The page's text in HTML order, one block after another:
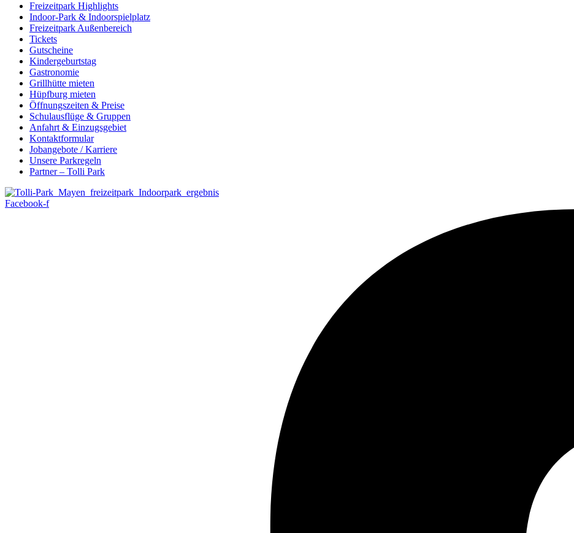
Freizeitpark Highlights
Indoor-Park & Indoorspielplatz
Freizeitpark Außenbereich
Tickets
Gutscheine
Kindergeburtstag
Gastronomie
Grillhütte mieten
Hüpfburg mieten
Öffnungszeiten & Preise
Schulausflüge & Gruppen
Anfahrt & Einzugsgebiet
Kontaktformular
Jobangebote / Karriere
Unsere Parkregeln
Partner – Tolli Park
Facebook-f